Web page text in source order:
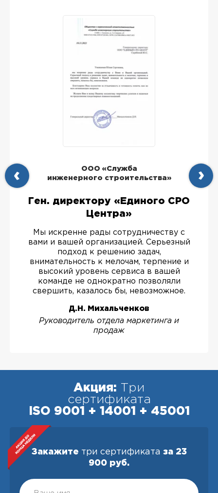
ООО «Служба
инженерного строительства»
Ген. директору «Единого СРО
Центра»
Мы искренне рады сотрудничеству с
вами и вашей организацией. Серьезный
подход к решению задач,
внимательность к мелочам, терпение и
высокий уровень сервиса в вашей
команде не однократно позволяли
свершить, казалось бы, невозможное.
Д.Н. Михальченков
Руководитель отдела маркетинга и
продаж
Акция: Три
сертификата
ISO 9001 + 14001 + 45001
Закажите три сертификата за 23
900 руб.